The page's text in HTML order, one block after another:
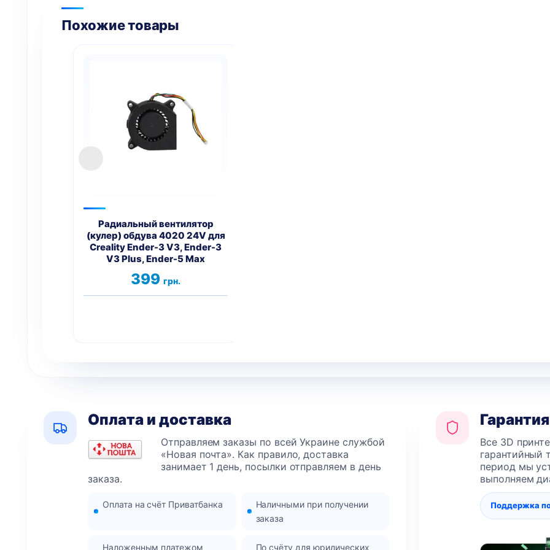
Похожие товары
Радиальный вентилятор
(кулер) обдува 4020 24V для
Creality Ender-3 V3, Ender-3
V3 Plus, Ender-5 Max
399грн.
Оплата и доставка
Отправляем заказы по всей Украине службой
«Новая почта». Как правило, доставка
занимает 1 день, посылки отправляем в день
заказа.
Оплата на счёт Приватбанка
Наличными при получении
заказа
Наложенным платежом По счёту для юридических
Все 3D
гарантийный
период мы
выполняем
Поддержка